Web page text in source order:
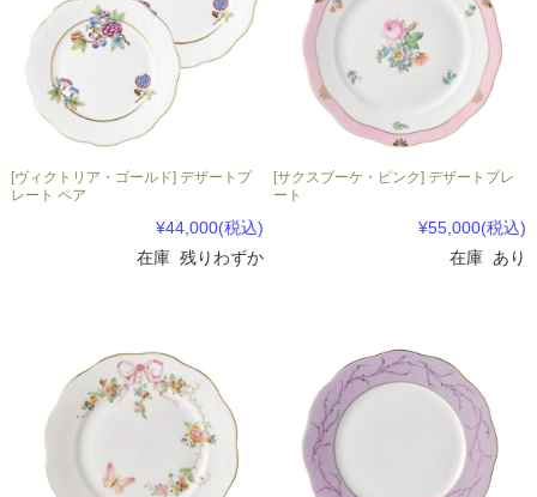
[ヴィクトリア・ゴールド] デザートプ
レート ペア
¥44,000(税込)
在庫 残りわずか
[サクスブーケ・ピンク] デザートプレ
ート
¥55,000(税込)
在庫 あり